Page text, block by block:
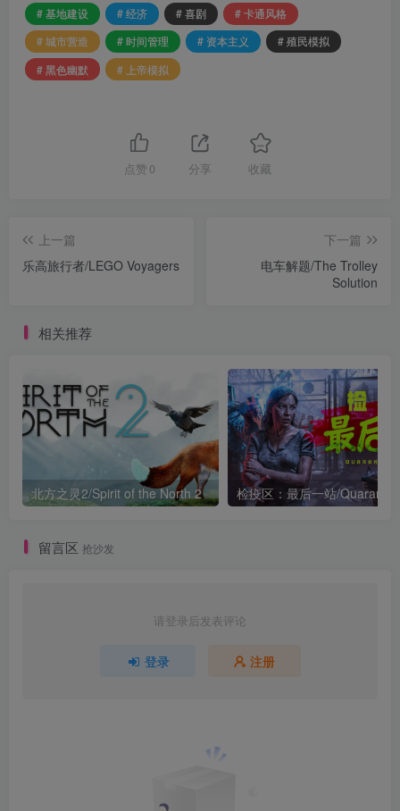
# 基地建设
# 经济 # 喜剧
# 卡通风格
# 城市营造
# 时间管理 # 资本主义
# 殖民模拟
# 黑色幽默
# 上帝模拟
点赞 0 分享 收藏
上一篇
乐高旅行者/LEGO Voyagers
下一篇
电车解题/The Trolley
Solution
相关推荐
北方之灵2/Spirit of the North 2
留言区 抢沙发
请登录后发表评论
登录 注册